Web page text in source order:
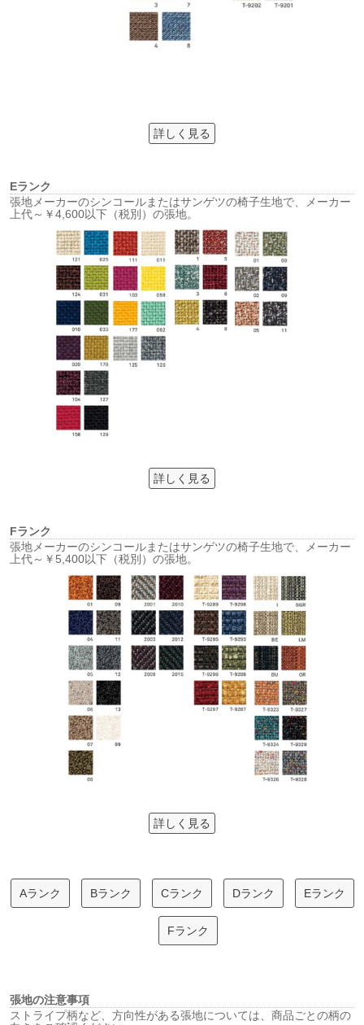
詳しく見る
Eランク
張地メーカーのシンコールまたはサンゲツの椅子生地で、メーカー
上代～￥4,600以下（税別）の張地。
詳しく見る
Fランク
張地メーカーのシンコールまたはサンゲツの椅子生地で、メーカー
上代～￥5,400以下（税別）の張地。
詳しく見る
Aランク Bランク Cランク Dランク Eランク
Fランク
張地の注意事項
ストライプ柄など、方向性がある張地については、商品ごとの柄の